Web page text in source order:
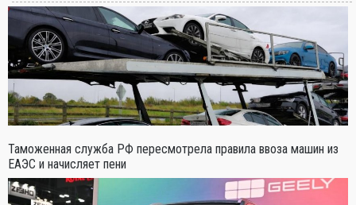
Таможенная служба РФ пересмотрела правила ввоза машин из
ЕАЭС и начисляет пени